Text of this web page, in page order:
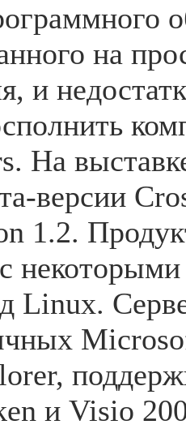
на
и
На
версии
1.2.
Linux.
и Visio